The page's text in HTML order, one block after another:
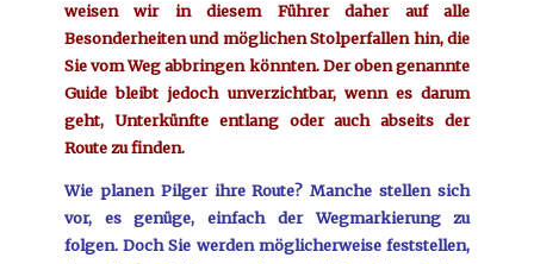
weisen wir in diesem Führer daher auf alle
Besonderheiten und möglichen Stolperfallen hin, die
Sie vom Weg abbringen könnten. Der oben genannte
Guide bleibt jedoch unverzichtbar, wenn es darum
geht, Unterkünfte entlang oder auch abseits der
Route zu finden.
Wie planen Pilger ihre Route? Manche stellen sich
vor, es genüge, einfach der Wegmarkierung zu
folgen. Doch Sie werden möglicherweise feststellen,